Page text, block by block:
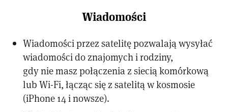
Wiadomości
Wiadomości przez satelitę pozwalają wysyłać
wiadomości do znajomych i rodziny,
gdy nie masz połączenia z siecią komórkową
lub Wi-Fi, łącząc się z satelitą w kosmosie
(iPhone 14 i nowsze).